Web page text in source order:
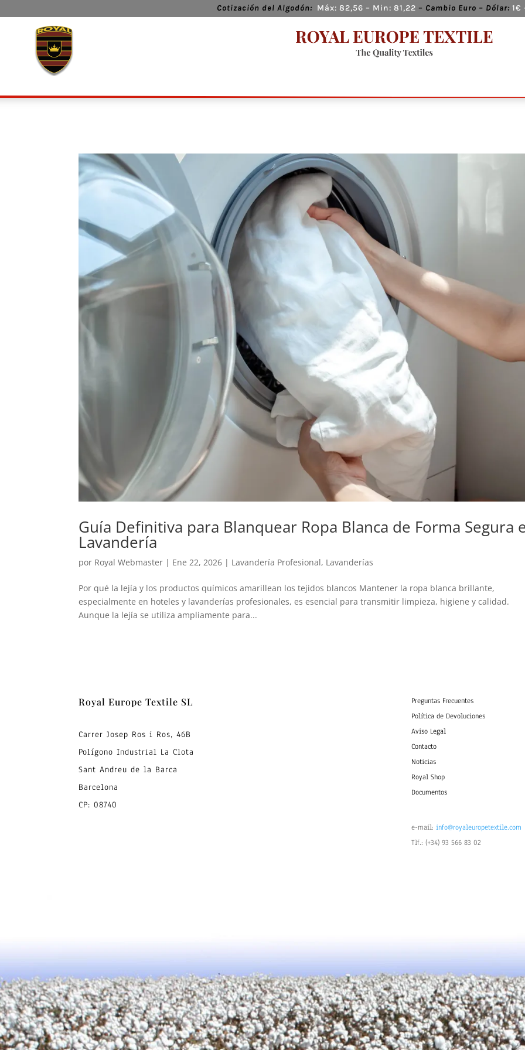
Cotización del Algodón: Máx: 82,56 – Min: 81,22 – Cambio Euro – Dólar:1€
Guía Definitiva para Blanquear Ropa Blanca de Forma Segura
Lavandería
por Royal Webmaster | Ene 22, 2026 | Lavandería Profesional, Lavanderías
Por qué la lejía y los productos químicos amarillean los tejidos blancos Mantener la ropa blanca brillante,
especialmente en hoteles y lavanderías profesionales, es esencial para transmitir limpieza, higiene y calidad.
Aunque la lejía se utiliza ampliamente para...
Royal Europe Textile SL
Carrer Josep Ros i Ros, 46B
Polígono Industrial La Clota
Sant Andreu de la Barca
Barcelona
CP: 08740
Preguntas Frecuentes
Política de Devoluciones
Aviso Legal
Contacto
Noticias
Royal Shop
Documentos
e-mail: info@royaleuropetextile.com
Tlf.: (+34) 93 566 83 02